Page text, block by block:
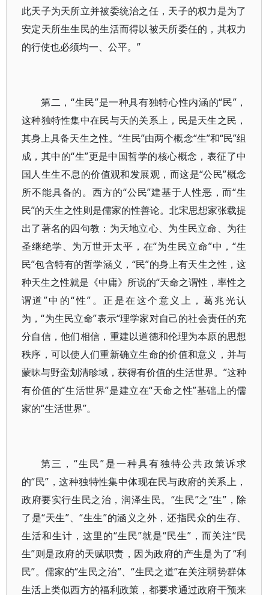
此天子为天所立并被委统治之任，天子的权力是为了
安定天所生生民的生活而得以被天所委任的，其权力
的行使也必须均一、公平。”
第二，“生民”是一种具有独特心性内涵的“民”，
这种独特性集中在民与天的关系上，民是天生之民，
其身上具备天生之性。“生民”由两个概念“生”和“民”组
成，其中的“生”更是中国哲学的核心概念，表征了中
国人生生不息的价值观和发展观，而这是“公民”概念
所不能具备的。西方的“公民”建基于人性恶，而“生
民”的天生之性则是儒家的性善论。北宋思想家张载提
出了著名的四句教：为天地立心、为生民立命、为往
圣继绝学、为万世开太平，在“为生民立命”中，“生
民”包含特有的哲学涵义，“民”的身上有天生之性，这
种天生之性就是《中庸》所说的“天命之谓性，率性之
谓道”中的“性”。正是在这个意义上，葛兆光认
为，“为生民立命”表示“理学家对自己的社会责任的充
分自信，他们相信，重建以道德和伦理为本原的思想
秩序，可以使人们重新确立生命的价值和意义，并与
蒙昧与野蛮划清畛域，获得有价值的生活世界。”这种
有价值的“生活世界”是建立在“天命之性”基础上的儒
家的“生活世界”。
第三，“生民”是一种具有独特公共政策诉求
的“民”，这种独特性集中体现在民与政府的关系上，
政府要实行生民之治，润泽生民。“生民”之“生”，除
了是“天生”、“生生”的涵义之外，还指民众的生存、
生活和生计，这里的“生民”就是“民生”，而关注“民
生”则是政府的天赋职责，因为政府的产生是为了“利
民”。儒家的“生民之治”、“生民之道”在关注弱势群体
生活上类似西方的福利政策，都要求通过政府干预来